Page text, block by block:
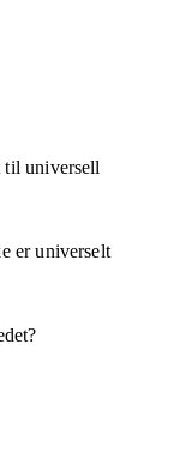
til universell
er universelt